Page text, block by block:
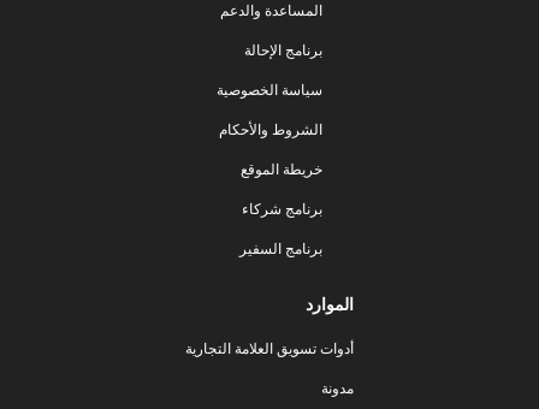
المساعدة والدعم
برنامج الإحالة
سياسة الخصوصية
الشروط والأحكام
خريطة الموقع
برنامج شركاء
برنامج السفير
الموارد
أدوات تسويق العلامة التجارية
مدونة